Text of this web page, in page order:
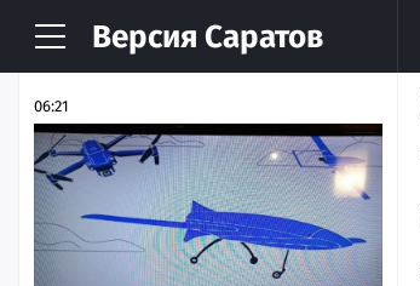
Версия Саратов
НОВОСТИ АРХИВ
06:21